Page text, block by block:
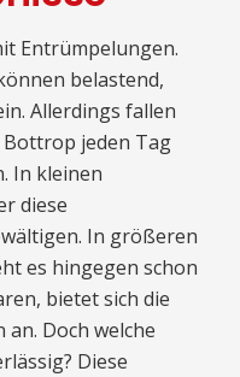
Entrümpelungen.
belastend,
Allerdings fallen
jeden Tag
In kleinen
diese
In größeren
es hingegen schon
bietet sich die
Doch welche
Diese